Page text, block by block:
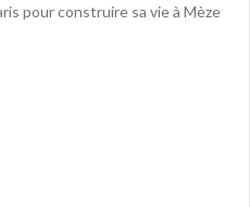
pour construire sa vie à Mèze